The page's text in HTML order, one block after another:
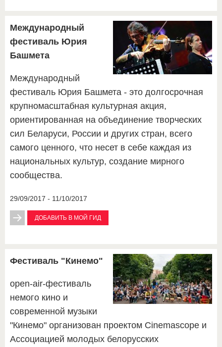
Международный
фестиваль Юрия
Башмета
Международный
фестиваль Юрия Башмета - это долгосрочная
крупномасштабная культурная акция,
ориентированная на объединение творческих
сил Беларуси, России и других стран, всего
самого ценного, что несет в себе каждая из
национальных культур, создание мирного
сообщества.
29/09/2017 - 11/10/2017
ДОБАВИТЬ В МОЙ ГИД
Фестиваль "Кинемо"
open-air-фестиваль
немого кино и
современной музыки
"Кинемо" организован проектом Cinemascope и
Ассоциацией молодых белорусских